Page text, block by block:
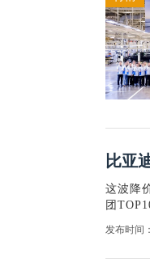
比亚
这波降
团
发布时间：